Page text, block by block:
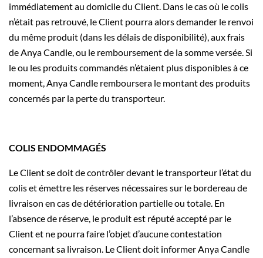
immédiatement au domicile du Client. Dans le cas où le colis
n’était pas retrouvé, le Client pourra alors demander le renvoi
du même produit (dans les délais de disponibilité), aux frais
de Anya Candle, ou le remboursement de la somme versée. Si
le ou les produits commandés n’étaient plus disponibles à ce
moment, Anya Candle remboursera le montant des produits
concernés par la perte du transporteur.
COLIS ENDOMMAGÉS
Le Client se doit de contrôler devant le transporteur l’état du
colis et émettre les réserves nécessaires sur le bordereau de
livraison en cas de détérioration partielle ou totale. En
l’absence de réserve, le produit est réputé accepté par le
Client et ne pourra faire l’objet d’aucune contestation
concernant sa livraison. Le Client doit informer Anya Candle